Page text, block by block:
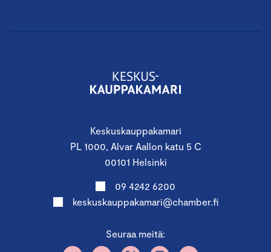
Keskuskauppakamari
PL 1000, Alvar Aallon katu 5 C
00101 Helsinki
09 4242 6200
keskuskauppakamari@chamber.fi
Seuraa meitä: